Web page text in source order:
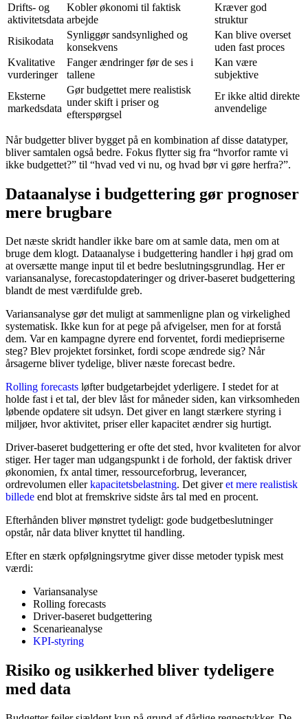
Drifts- og
aktivitetsdata
Kobler økonomi til faktisk
arbejde
Kræver god
struktur
Risikodata
Synliggør sandsynlighed og
konsekvens
Kan blive overset
uden fast proces
Kvalitative
vurderinger
Fanger ændringer før de ses i
tallene
Kan være
subjektive
Eksterne
markedsdata
Gør budgettet mere realistisk
under skift i priser og
efterspørgsel
Er ikke altid direkte
anvendelige
Når budgetter bliver bygget på en kombination af disse datatyper,
bliver samtalen også bedre. Fokus flytter sig fra “hvorfor ramte vi
ikke budgettet?” til “hvad ved vi nu, og hvad bør vi gøre herfra?”.
Dataanalyse i budgettering gør prognoser
mere brugbare
Det næste skridt handler ikke bare om at samle data, men om at
bruge dem klogt. Dataanalyse i budgettering handler i høj grad om
at oversætte mange input til et bedre beslutningsgrundlag. Her er
variansanalyse, forecastopdateringer og driver-baseret budgettering
blandt de mest værdifulde greb.
Variansanalyse gør det muligt at sammenligne plan og virkelighed
systematisk. Ikke kun for at pege på afvigelser, men for at forstå
dem. Var en kampagne dyrere end forventet, fordi mediepriserne
steg? Blev projektet forsinket, fordi scope ændrede sig? Når
årsagerne bliver tydelige, bliver næste forecast bedre.
Rolling forecasts løfter budgetarbejdet yderligere. I stedet for at
holde fast i et tal, der blev låst for måneder siden, kan virksomheden
løbende opdatere sit udsyn. Det giver en langt stærkere styring i
miljøer, hvor aktivitet, priser eller kapacitet ændrer sig hurtigt.
Driver-baseret budgettering er ofte det sted, hvor kvaliteten for alvor
stiger. Her tager man udgangspunkt i de forhold, der faktisk driver
økonomien, fx antal timer, ressourceforbrug, leverancer,
ordrevolumen ellerkapacitetsbelastning. Det giveret mere realistisk
billede end blot at fremskrive sidste års tal med en procent.
Efterhånden bliver mønstret tydeligt: gode budgetbeslutninger
opstår, når data bliver knyttet til handling.
Efter en stærk opfølgningsrytme giver disse metoder typisk mest
værdi:
Variansanalyse
Rolling forecasts
Driver-baseret budgettering
Scenarieanalyse
KPI-styring
Risiko og usikkerhed bliver tydeligere
med data